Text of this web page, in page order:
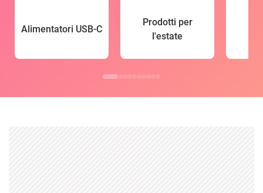
Alimentatori USB-C
Prodotti per
l'estate